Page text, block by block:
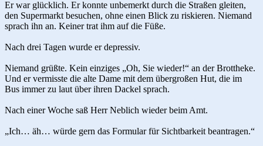
Er war glücklich. Er konnte unbemerkt durch die Straßen gleiten,
den Supermarkt besuchen, ohne einen Blick zu riskieren. Niemand
sprach ihn an. Keiner trat ihm auf die Füße.
Nach drei Tagen wurde er depressiv.
Niemand grüßte. Kein einziges „Oh, Sie wieder!“ an der Brottheke.
Und er vermisste die alte Dame mit dem übergroßen Hut, die im
Bus immer zu laut über ihren Dackel sprach.
Nach einer Woche saß Herr Neblich wieder beim Amt.
„Ich… äh… würde gern das Formular für Sichtbarkeit beantragen.“